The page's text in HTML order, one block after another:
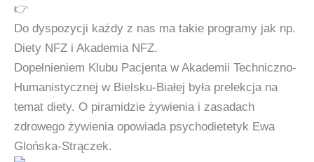
Do dyspozycji każdy z nas ma takie programy jak np.
Diety NFZ i Akademia NFZ.
Dopełnieniem Klubu Pacjenta w Akademii Techniczno-
Humanistycznej w Bielsku-Białej była prelekcja na
temat diety. O piramidzie żywienia i zasadach
zdrowego żywienia opowiada psychodietetyk Ewa
Glońska-Strączek.